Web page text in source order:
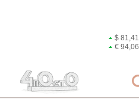
$ 81,41
€ 94,06